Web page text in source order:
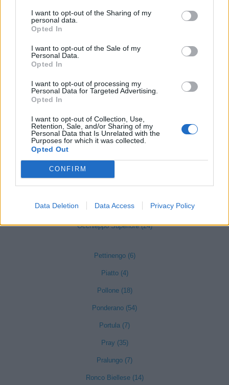
I want to opt-out of the Sharing of my
personal data.
Opted In
I want to opt-out of the Sale of my
Personal Data.
Opted In
I want to opt-out of processing my
Personal Data for Targeted Advertising.
Opted In
I want to opt-out of Collection, Use,
Retention, Sale, and/or Sharing of my
Personal Data that Is Unrelated with the
Purposes for which it was collected.
Opted Out
CONFIRM
Data Deletion Data Access Privacy Policy
Gaglianico (107)
Graglia (12)
Massazza (12)
Miagliano (5)
Mongrando (29)
Occhieppo Inferiore (50)
Occhieppo Superiore (24)
Pettinengo (6)
Piatto (4)
Pollone (18)
Ponderano (54)
Portula (7)
Pray (35)
Pralungo (7)
Ronco Biellese (14)